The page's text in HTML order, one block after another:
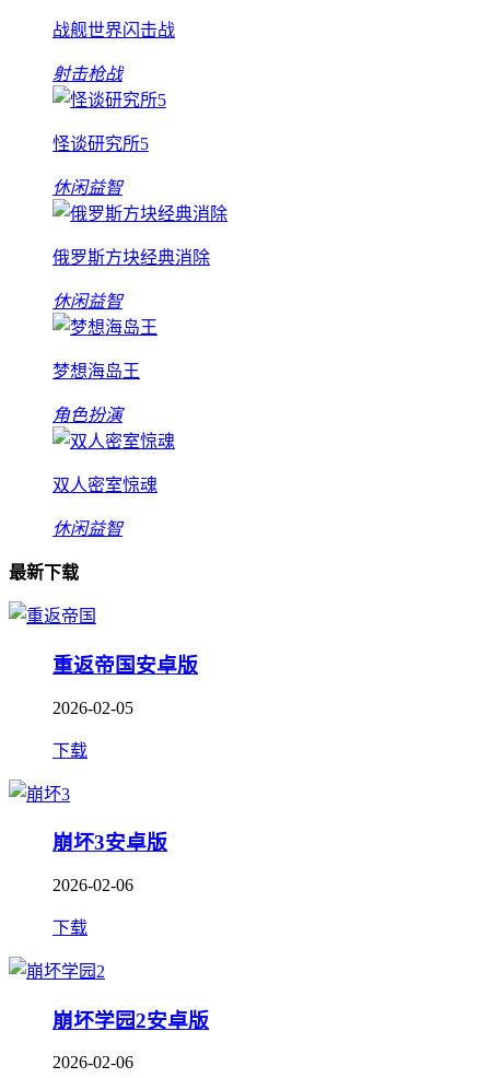
战舰世界闪击战
射击枪战
怪谈研究所5
休闲益智
俄罗斯方块经典消除
休闲益智
梦想海岛王
角色扮演
双人密室惊魂
休闲益智
最新下载
重返帝国安卓版
2026-02-05
下载
崩坏3安卓版
2026-02-06
下载
崩坏学园2安卓版
2026-02-06